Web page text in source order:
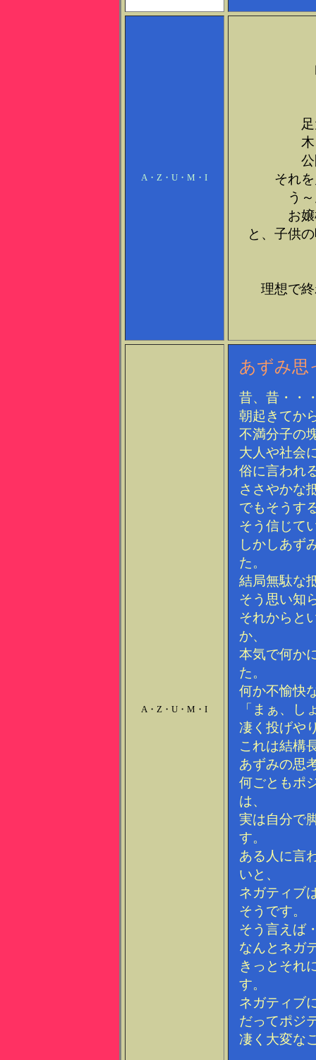
A・Z・U・M・I
それ
う
お
と、子供
理想で
A・Z・U・M・I
あずみ思
昔、昔・・
朝起きてか
不満分子の
大人や社会
俗に言われ
ささやかな
でもそうす
そう信じて
しかしあず
た。
結局無駄な
そう思い知
それからと
か、
本気で何か
た。
何か不愉快
「まぁ、し
凄く投げや
これは結構
あずみの思
何ごともポ
は、
実は自分で
す。
ある人に言
いと、
ネガティブ
そうです。
そう言えば
なんとネガ
きっとそれ
す。
ネガティブ
だってポジ
凄く大変な